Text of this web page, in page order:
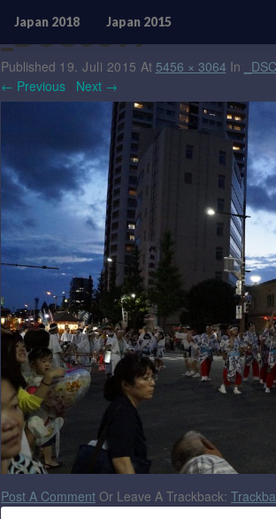
Japan 2018 Japan 2015
_DSC0897
Published 19. Juli 2015 At 5456 × 3064 In
← Previous
Next →
Post A Comment Or Leave A Trackback: